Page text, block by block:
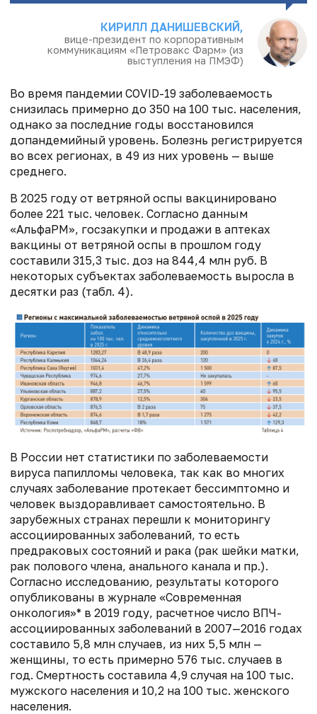
КИРИЛЛ ДАНИШЕВСКИЙ,
вице-президент по корпоративным
коммуникациям «Петровакс Фарм» (из
выступления на ПМЭФ)
Во время пандемии COVID-19 заболеваемость
снизилась примерно до 350 на 100 тыс. населения,
однако за последние годы восстановился
допандемийный уровень. Болезнь регистрируется
во всех регионах, в 49 из них уровень — выше
среднего.
В 2025 году от ветряной оспы вакцинировано
более 221 тыс. человек. Согласно данным
«АльфаРМ», госзакупки и продажи в аптеках
вакцины от ветряной оспы в прошлом году
составили 315,3 тыс. доз на 844,4 млн руб. В
некоторых субъектах заболеваемость выросла в
десятки раз (табл. 4).
В России нет статистики по заболеваемости
вируса папилломы человека, так как во многих
случаях заболевание протекает бессимптомно и
человек выздоравливает самостоятельно. В
зарубежных странах перешли к мониторингу
ассоциированных заболеваний, то есть
предраковых состояний и рака (рак шейки матки,
рак полового члена, анального канала и пр.).
Согласно исследованию, результаты которого
опубликованы в журнале «Современная
онкология»* в 2019 году, расчетное число ВПЧ-
ассоциированных заболеваний в 2007—2016 годах
составило 5,8 млн случаев, из них 5,5 млн —
женщины, то есть примерно 576 тыс. случаев в
год. Смертность составила 4,9 случая на 100 тыс.
мужского населения и 10,2 на 100 тыс. женского
населения.